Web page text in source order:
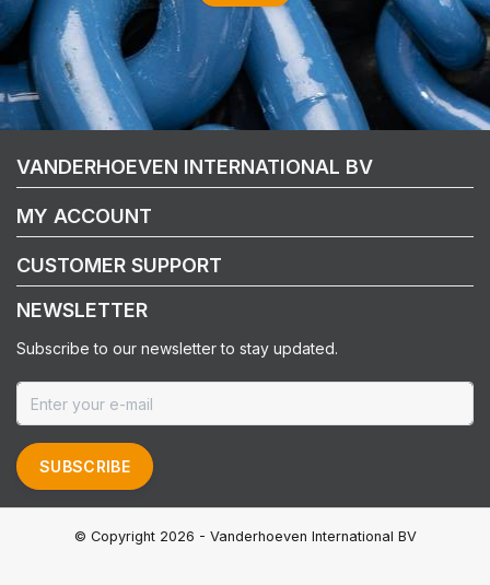
VANDERHOEVEN INTERNATIONAL BV
MY ACCOUNT
CUSTOMER SUPPORT
NEWSLETTER
Subscribe to our newsletter to stay updated.
SUBSCRIBE
© Copyright 2026 - Vanderhoeven International BV